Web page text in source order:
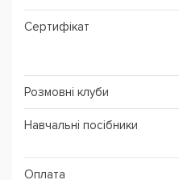
Сертифікат
Розмовні клуби
Навчальні посібники
Оплата